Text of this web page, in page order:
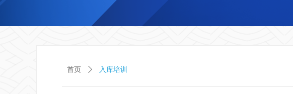
首页 ꄲ 入库培训